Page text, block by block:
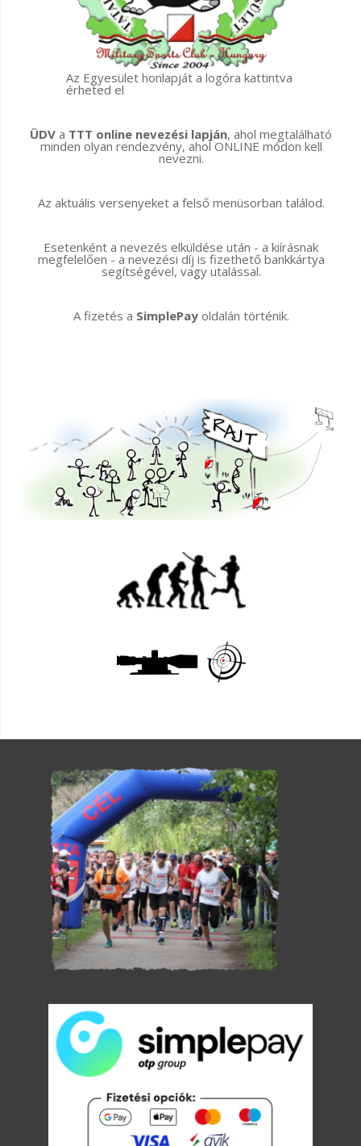
Az Egyesület honlapját a logóra kattintva
érheted el
ÜDV a TTT online nevezési lapján, ahol megtalálható
minden olyan rendezvény, ahol ONLINE módon kell
nevezni.
Az aktuális versenyeket a felső menüsorban találod.
Esetenként a nevezés elküldése után - a kiírásnak
megfelelően - a nevezési díj is fizethető bankkártya
segítségével, vagy utalással.
A fizetés a SimplePayoldalán történik.